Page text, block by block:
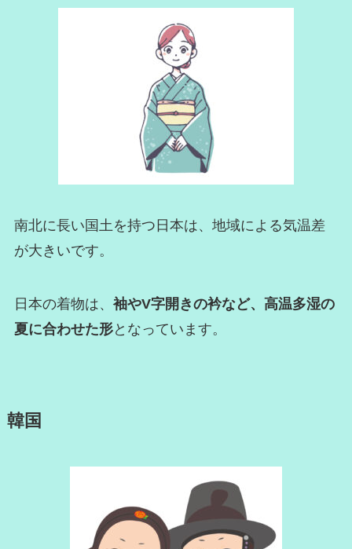
南北に長い国土を持つ日本は、地域による気温差
が大きいです。
日本の着物は、 袖やV字開きの衿など、高温多湿の
夏に合わせた形となっています。
韓国